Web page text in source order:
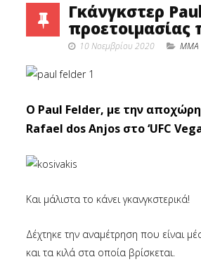
Γκάνγκστερ
προετοιμασίας
10 Νοεμβρίου 2020 MMA
O Paul Felder, με την
Rafael dos Anjos στο ‘UFC
Kαι μάλιστα το κάνει γκανγκστερικά!
Δέχτηκε την αναμέτρηση που είναι
και τα κιλά στα οποία βρίσκεται.